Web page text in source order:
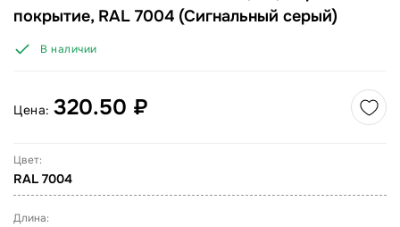
покрытие, RAL 7004 (Сигнальный серый)
В наличии
Цена: 320.50 ₽
Цвет:
RAL 7004
Длина: